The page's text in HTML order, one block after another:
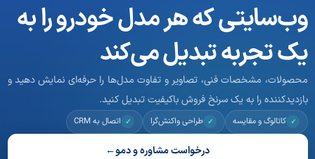
وب‌سایتی که هر مدل خودرو را به
یک تجربه تبدیل می‌کند
محصولات، مشخصات فنی، تصاویر و تفاوت مدل‌ها را حرفه‌ای نمایش دهید و
بازدیدکننده را به یک سرنخ فروش باکیفیت تبدیل کنید.
✓ کاتالوگ و مقایسه ✓ طراحی واکنش‌گرا ✓ اتصال به CRM
درخواست مشاوره و دمو←